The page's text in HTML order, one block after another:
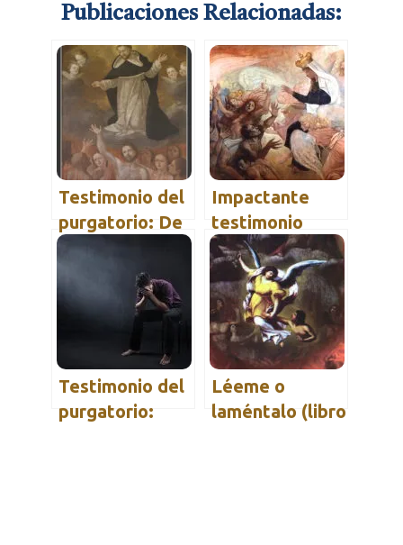
Publicaciones Relacionadas:
Testimonio del
purgatorio: De
700 años a días
gracias al
Rosario
Impactante
testimonio
sobre el
Purgatorio
Testimonio del
purgatorio:
Léeme o
laméntalo (libro